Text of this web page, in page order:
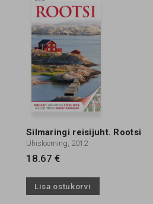
Silmaringi reisijuht. Rootsi
Ühislooming, 2012
18.67 €
Lisa ostukorvi